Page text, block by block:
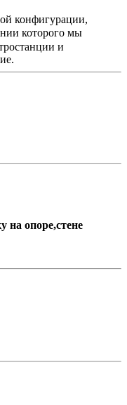
конфигурации,
которого мы
и
опоре,стене